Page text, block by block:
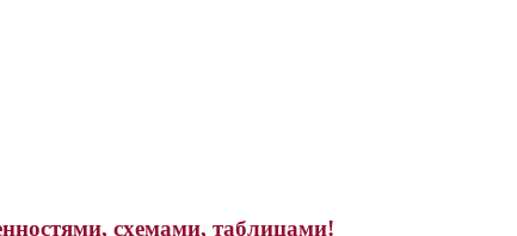
схемами, таблицами!